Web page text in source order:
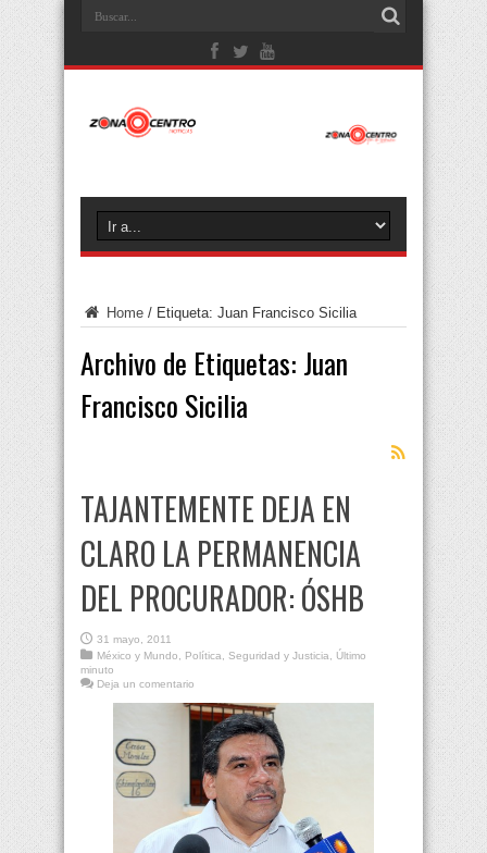
Home / Etiqueta: Juan Francisco Sicilia
Archivo de Etiquetas: Juan
Francisco Sicilia
TAJANTEMENTE DEJA EN
CLARO LA PERMANENCIA
DEL PROCURADOR: ÓSHB
31 mayo, 2011
México y Mundo, Política, Seguridad y Justicia, Último
minuto
Deja un comentario